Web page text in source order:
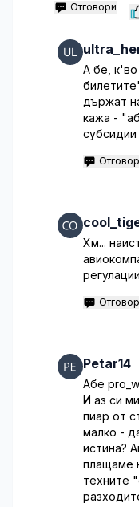
Отговори
А бе, к'во
държат
кажа -
субсидии
Хм...
регулации,
Petar14
Абе
И аз си
пиар от
малко -
истина?
плащаме
техните